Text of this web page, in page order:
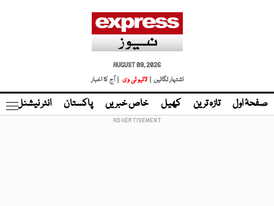
AUGUST 09, 2026
اشتہار لگائیں |
لائیو ٹی وی | آج کا اخبار
صفحۂ اول تازہ ترین کھیل خاص خبریں پاکستان انٹر نیشنل